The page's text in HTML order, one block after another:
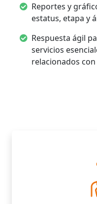
Reportes y
estatus, etapa y
Respuesta ágil
servicios
relacionados